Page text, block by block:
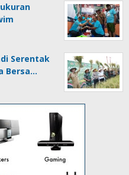
Serentak
Bersa…